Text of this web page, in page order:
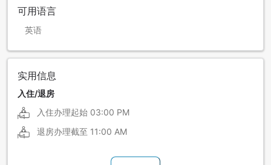
可用语言
英语
实用信息
入住/退房
入住办理起始 03:00 PM
退房办理截至 11:00 AM